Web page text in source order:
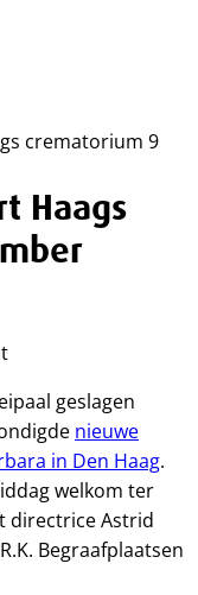
crematorium 9
Haags
geslagen
nieuwe
in Den Haag.
welkom ter
directrice Astrid
Begraafplaatsen